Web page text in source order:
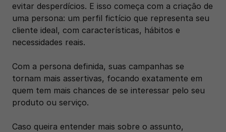
evitar desperdícios. E isso começa com a criação de
uma persona: um perfil fictício que representa seu
cliente ideal, com características, hábitos e
necessidades reais.
Com a persona definida, suas campanhas se
tornam mais assertivas, focando exatamente em
quem tem mais chances de se interessar pelo seu
produto ou serviço.
Caso queira entender mais sobre o assunto,